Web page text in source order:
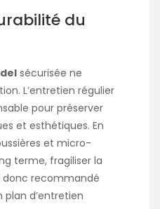
du
sécurisée ne
L’entretien régulier
pour préserver
et esthétiques. En
et micro-
terme, fragiliser la
donc recommandé
d’entretien